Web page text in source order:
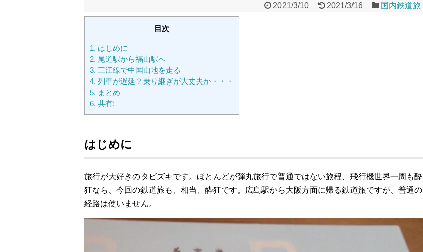
2021/3/10 2021/3/16 国内鉄道旅
目次
1. はじめに
2. 尾道駅から福山駅へ
3. 三江線で中国山地を走る
4. 列車が遅延？乗り継ぎが大丈夫か・・・
5. まとめ
6. 共有:
はじめに
旅行が大好きのタビズキです。ほとんどが弾丸旅行で普通ではない旅程、飛行機世界一周も酔
狂なら、今回の鉄道旅も、相当、酔狂です。広島駅から大阪方面に帰る鉄道旅ですが、普通の
経路は使いません。